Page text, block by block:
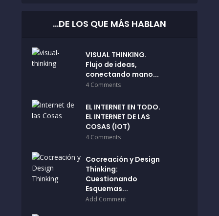
…DE LOS QUE MÁS HABLAN
VISUAL THINKING.
Flujo de ideas,
conectando mano...
4 Comments
EL INTERNET EN TODO.
EL INTERNET DE LAS
COSAS (IOT)
4 Comments
Cocreación y Design
Thinking:
Cuestionando
Esquemas...
Add Comment